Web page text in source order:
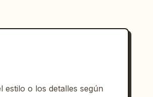
estilo o los detalles según